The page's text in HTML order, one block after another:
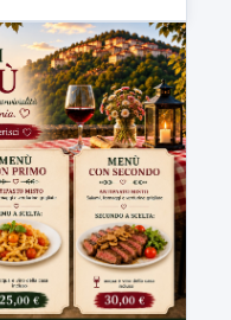
LabNews (replica)